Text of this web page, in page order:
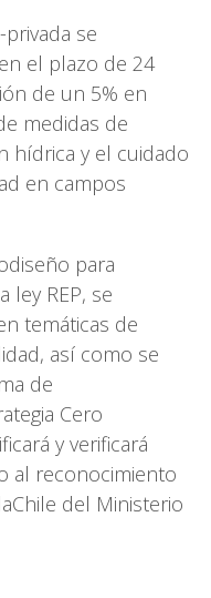
se
el plazo de 24
de un 5% en
medidas de
hídrica y el cuidado
en campos
para
ley REP, se
temáticas de
así como se
de
Cero
y verificará
al reconocimiento
del Ministerio